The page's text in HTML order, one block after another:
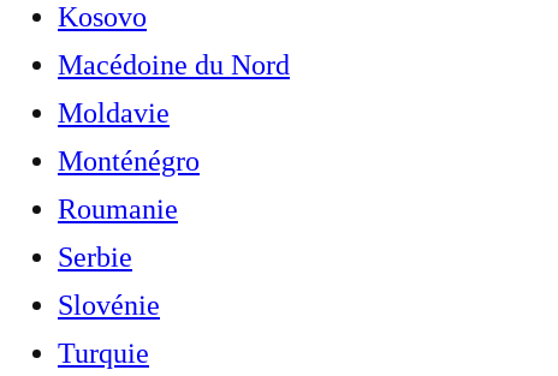
Kosovo
Macédoine du Nord
Moldavie
Monténégro
Roumanie
Serbie
Slovénie
Turquie